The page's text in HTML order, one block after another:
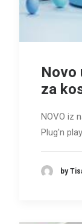
Novo
za
NOVO iz
Plug'n
by